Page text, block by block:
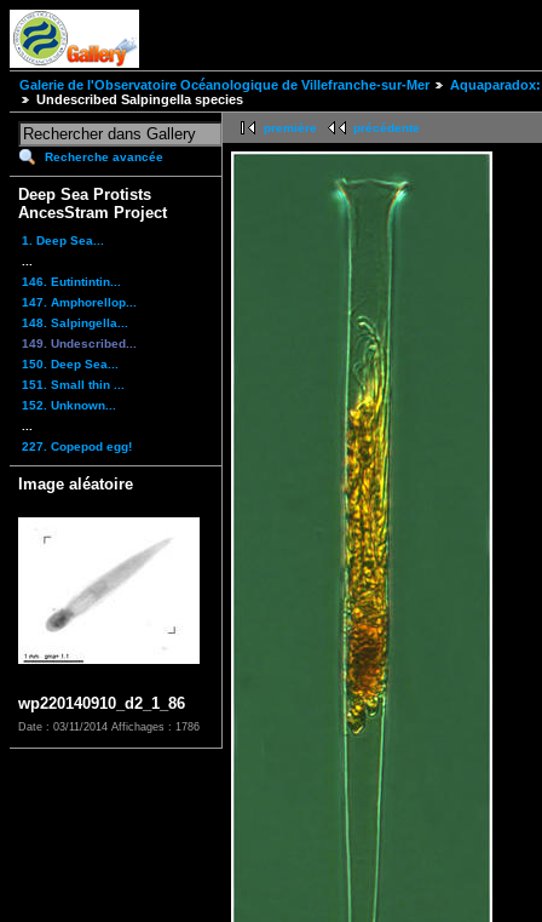
Galerie de l'Observatoire Océanologique de Villefranche-sur-Mer
Undescribed Salpingella species
Recherche avancée
Deep Sea Protists
AncesStram Project
1. Deep Sea...
146. Eutintintin...
147. Amphorellop...
148. Salpingella...
149. Undescribed...
150. Deep Sea...
151. Small thin ...
152. Unknown...
227. Copepod egg!
Image aléatoire
wp220140910_d2_1_86
Date : 03/11/2014 Affichages : 1786
première précédente